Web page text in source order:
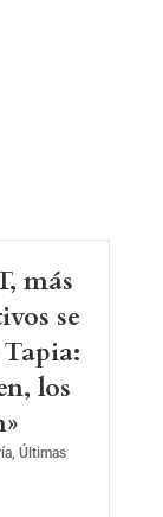
más
se
los
, Últimas